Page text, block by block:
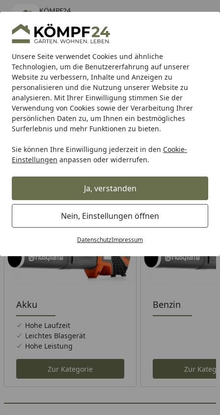
Unsere Seite verwendet Cookies und ähnliche
Technologien, um die Benutzererfahrung auf unserer
Website zu verbessern, Inhalte und Anzeigen zu
personalisieren und die Nutzung unserer Website zu
analysieren. Mit Ihrer Einwilligung stimmen Sie der
Verwendung von Cookies sowie der Verarbeitung Ihrer
persönlichen Daten zu, um Ihnen ein bestmögliches
Surferlebnis und mehr Funktionen zu bieten.
Sie können Ihre Einwilligung jederzeit in den Cookie-
Einstellungen anpassen oder widerrufen.
Ja, verstanden
Nein, Einstellungen öffnen
DatenschutzImpressum
KÖMPF24
kostenlos - Im App Store
Hotline
Alle Produkte
Mein Konto
Suchen
Karibu Pools inkl. gratis Sandfilteranlage & Pool-
Starterset (Gesamtwert bis 468,99€)
Startseite
Husqvarna Bodenpflege Laubblasgeräte
Husqvarna Laubblasgeräte
Wählen Sie Ihre Wunschkategorie
Akku
Hohe Laufzeit
Leichtes Blasgerät
Hohe Leistung
Zur Kategorie
Benzin
Zur